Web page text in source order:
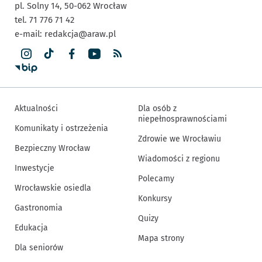
pl. Solny 14, 50-062 Wrocław
tel. 71 776 71 42
e-mail: redakcja@araw.pl
Aktualności
Komunikaty i ostrzeżenia
Bezpieczny Wrocław
Inwestycje
Wrocławskie osiedla
Gastronomia
Edukacja
Dla seniorów
Dla osób z
niepełnosprawnościami
Zdrowie we Wrocławiu
Wiadomości z regionu
Polecamy
Konkursy
Quizy
Mapa strony